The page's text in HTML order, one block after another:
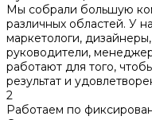
Мы собрали большую
различных областей. У
маркетологи,
руководители,
работают для того,
результат и
2
Работаем по